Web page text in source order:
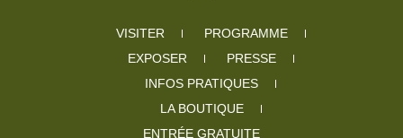
VISITER
PROGRAMME
EXPOSER
PRESSE
INFOS PRATIQUES
LA BOUTIQUE
ENTRÉE GRATUITE